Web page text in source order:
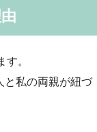
。
と私の両親が紐づ